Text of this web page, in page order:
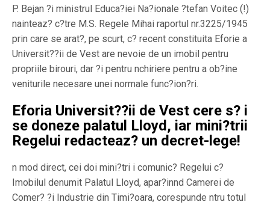
P. Bejan ?i ministrul Educa?iei Na?ionale ?tefan Voitec (!)
nainteaz? c?tre M.S. Regele Mihai raportul nr.3225/1945
prin care se arat?, pe scurt, c? recent constituita Eforie a
Universit??ii de Vest are nevoie de un imobil pentru
propriile birouri, dar ?i pentru nchiriere pentru a ob?ine
veniturile necesare unei normale func?ion?ri.
Eforia Universit??ii de Vest cere s? i
se doneze palatul Lloyd, iar mini?trii
Regelui redacteaz? un decret-lege!
n mod direct, cei doi mini?tri i comunic? Regelui c?
Imobilul denumit Palatul Lloyd, apar?innd Camerei de
Comer? ?i Industrie din Timi?oara, corespunde ntru totul